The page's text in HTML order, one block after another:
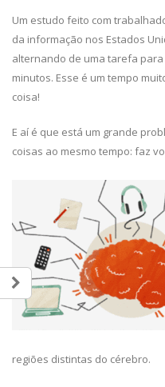
Um estudo feito com
da informação nos Estados
alternando de uma tarefa para
minutos. Esse é um tempo
coisa!
E aí é que está um grande
coisas ao mesmo tempo: faz
regiões distintas do cérebro.